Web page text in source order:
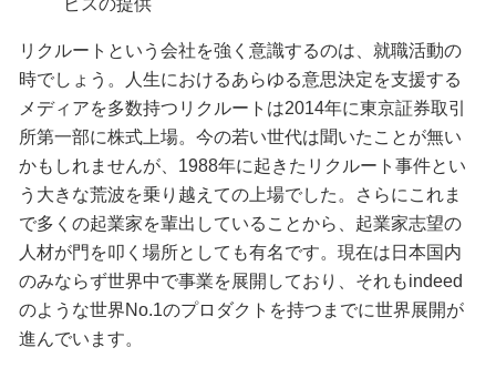
ビスの提供
リクルートという会社を強く意識するのは、就職活動の
時でしょう。人生におけるあらゆる意思決定を支援する
メディアを多数持つリクルートは2014年に東京証券取引
所第一部に株式上場。今の若い世代は聞いたことが無い
かもしれませんが、1988年に起きたリクルート事件とい
う大きな荒波を乗り越えての上場でした。さらにこれま
で多くの起業家を輩出していることから、起業家志望の
人材が門を叩く場所としても有名です。現在は日本国内
のみならず世界中で事業を展開しており、それもindeed
のような世界No.1のプロダクトを持つまでに世界展開が
進んでいます。